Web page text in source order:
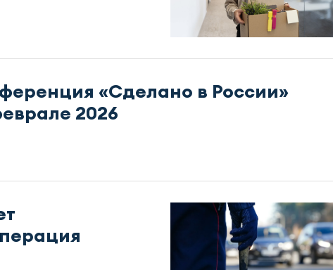
«Сделано в России»
2026